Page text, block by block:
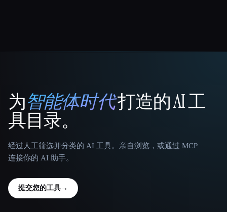
That AI Collection
为智能体时代打造的 AI 工
具目录。
经过人工筛选并分类的 AI 工具。亲自浏览，或通过 MCP
连接你的 AI 助手。
提交您的工具→